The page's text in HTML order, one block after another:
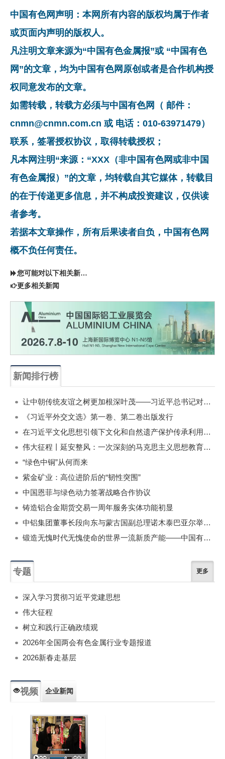
中国有色网声明：本网所有内容的版权均属于作者
或页面内声明的版权人。
凡注明文章来源为“中国有色金属报”或 “中国有色
网”的文章，均为中国有色网原创或者是合作机构授
权同意发布的文章。
如需转载，转载方必须与中国有色网（ 邮件：
cnmn@cnmn.com.cn 或 电话：010-63971479）
联系，签署授权协议，取得转载授权；
凡本网注明“来源：“XXX（非中国有色网或非中国
有色金属报）”的文章，均转载自其它媒体，转载目
的在于传递更多信息，并不构成投资建议，仅供读
者参考。
若据本文章操作，所有后果读者自负，中国有色网
概不负任何责任。
您可能对以下相关新闻同样感兴趣
更多相关新闻
新闻排行榜
让中朝传统友谊之树更加根深叶茂——习近平总书记对朝鲜进行国事访问纪实
《习近平外交文选》第一卷、第二卷出版发行
在习近平文化思想引领下文化和自然遗产保护传承利用工作开创新局面
伟大征程丨延安整风：一次深刻的马克思主义思想教育运动
“绿色中铜”从何而来
紫金矿业：高位进阶后的“韧性突围”
中国恩菲与绿色动力签署战略合作协议
铸造铝合金期货交易一周年服务实体功能初显
中铝集团董事长段向东与蒙古国副总理诺木泰巴亚尔举行会谈
锻造无愧时代无愧使命的世界一流新质产能——中国有色金属工业的战略应对与破局之道（二）
专题 更多
深入学习贯彻习近平党建思想
伟大征程
树立和践行正确政绩观
2026年全国两会有色金属行业专题报道
2026新春走基层
视频 企业新闻